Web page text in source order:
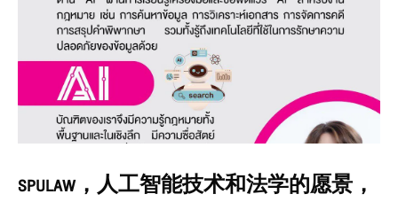
SPULAW，人工智能技术和法学的愿景，